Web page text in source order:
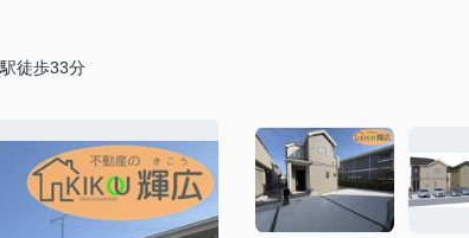
徒歩33分